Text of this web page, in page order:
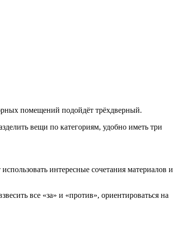
помещений подойдёт трёхдверный.
вещи по категориям, удобно иметь три
интересные сочетания материалов и
все «за» и «против», ориентироваться на